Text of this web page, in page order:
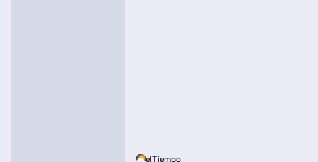
elTiempo